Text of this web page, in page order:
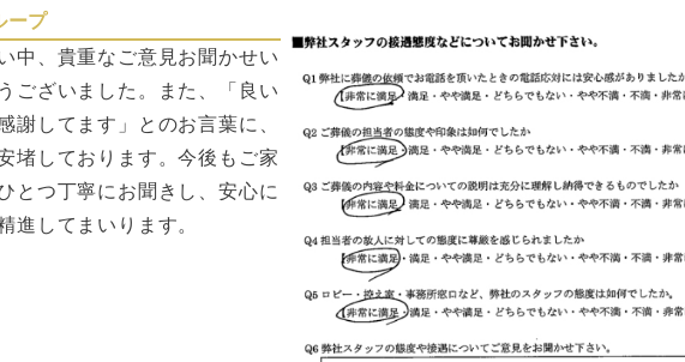
ープ
中、貴重なご意見お聞かせい
ございました。また、「良い
謝してます」とのお言葉に、
堵しております。今後もご家
とつ丁寧にお聞きし、安心に
進してまいります。